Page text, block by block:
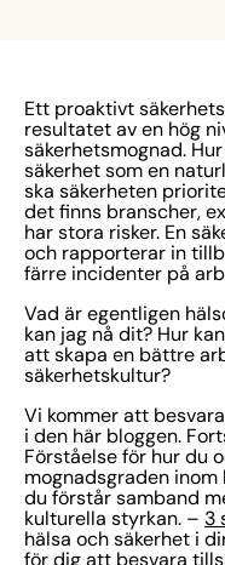
Ett proaktivt
resultatet av en hög
säkerhetsmognad.
säkerhet som en
ska säkerheten
det finns branscher,
har stora risker. En
och rapporterar in
färre incidenter på
Vad är egentligen
kan jag nå dit? Hur
att skapa en bättre
säkerhetskultur?
Vi kommer att
i den här bloggen.
Förståelse för hur du
mognadsgraden inom
du förstår samband
kulturella styrkan. – 3
hälsa och säkerhet i
för dig att besvara